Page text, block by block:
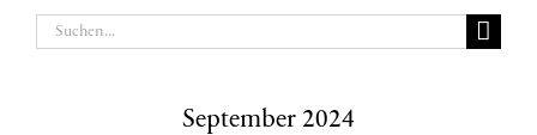
Suche
September 2024